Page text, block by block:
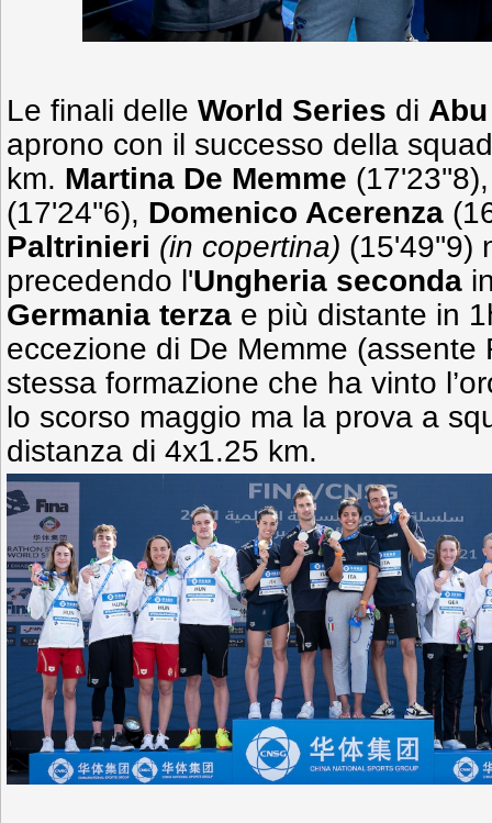
Le finali delle World Series di
aprono con il successo della
km. Martina De Memme
(17'24''6), Domenico Acerenza
Paltrinieri (in copertina) (15'49''9)
precedendo l'Ungheria seconda
Germania terza e più distante in
eccezione di De Memme (assente
stessa formazione che ha vinto
lo scorso maggio ma la prova a
distanza di 4x1.25 km.